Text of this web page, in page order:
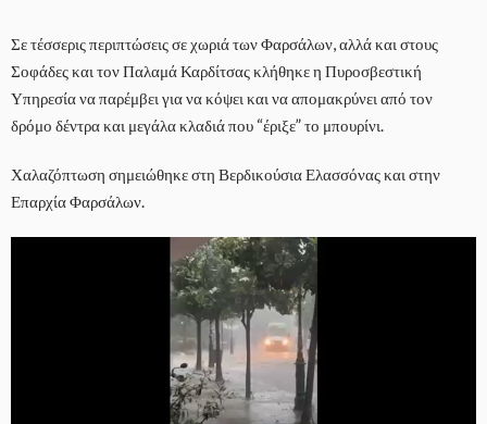
Σε τέσσερις περιπτώσεις σε χωριά των Φαρσάλων, αλλά και στους
Σοφάδες και τον Παλαμά Καρδίτσας κλήθηκε η Πυροσβεστική
Υπηρεσία να παρέμβει για να κόψει και να απομακρύνει από τον
δρόμο δέντρα και μεγάλα κλαδιά που “έριξε” το μπουρίνι.
Χαλαζόπτωση σημειώθηκε στη Βερδικούσια Ελασσόνας και στην
Επαρχία Φαρσάλων.